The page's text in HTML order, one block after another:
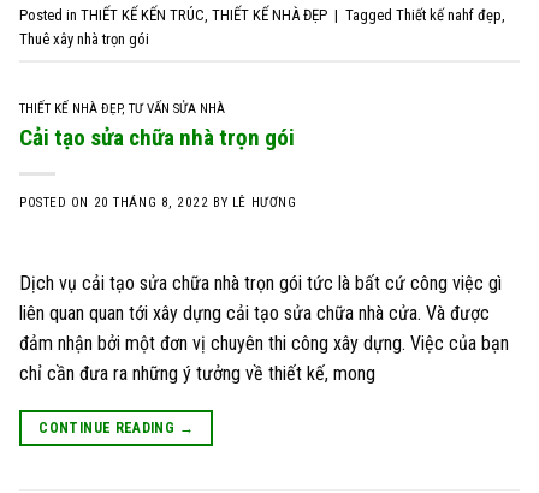
Posted in THIẾT KẾ KẾN TRÚC THIẾT KẾ NHÀ ĐẸP | Tagged Thiết kế nahf đẹp
Thuê xây nhà trọn gói
THIẾT KẾ NHÀ ĐẸP, TƯ VẤN SỬA NHÀ
Cải tạo sửa chữa nhà trọn gói
POSTED ON 20 THÁNG 8, 2022 BY LÊ HƯƠNG
Dịch vụ cải tạo sửa chữa nhà trọn gói tức là bất cứ công việc gì
liên quan quan tới xây dựng cải tạo sửa chữa nhà cửa. Và được
đảm nhận bởi một đơn vị chuyên thi công xây dựng. Việc của bạn
chỉ cần đưa ra những ý tưởng về thiết kế, mong
CONTINUE READING →